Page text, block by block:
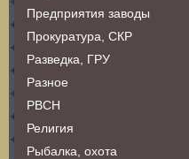
Предприятия заводы
Прокуратура, СКР
Разведка, ГРУ
Разное
РВСН
Религия
Рыбалка, охота